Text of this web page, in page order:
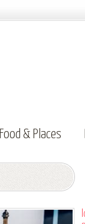
Food & Places